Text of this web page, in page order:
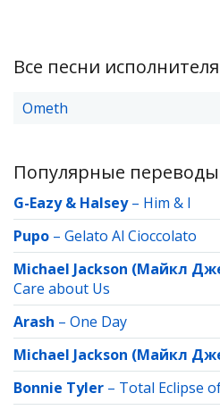
Все песни исполнителя
Ometh
Популярные переводы
G-Eazy & Halsey– Him & I
Pupo – Gelato Al Cioccolato
Michael Jackson (Майкл
Care about Us
Arash – One Day
Michael Jackson (Майкл
Bonnie Tyler – Total Eclipse